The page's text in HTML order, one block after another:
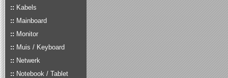
:: Kabels
:: Mainboard
:: Monitor
:: Muis / Keyboard
:: Netwerk
:: Notebook / Tablet